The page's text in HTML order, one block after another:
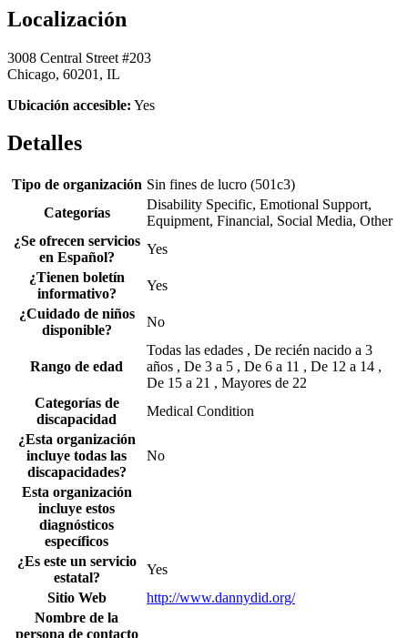
Localización
3008 Central Street #203
Chicago, 60201, IL
Ubicación accesible: Yes
Detalles
Tipo de organización Sin fines de lucro (501c3)
Categorías
Disability Specific, Emotional Support,
Equipment, Financial, Social Media, Other
¿Se ofrecen servicios
en Español?
Yes
¿Tienen boletín
informativo?
Yes
¿Cuidado de niños
disponible?
No
Rango de edad
Todas las edades , De recién nacido a 3
años , De 3 a 5 , De 6 a 11 , De 12 a 14 ,
De 15 a 21 , Mayores de 22
Categorías de
discapacidad
Medical Condition
¿Esta organización
incluye todas las
discapacidades?
No
Esta organización
incluye estos
diagnósticos
específicos
¿Es este un servicio
estatal?
Yes
Sitio Web
http://www.dannydid.org/
Nombre de la
persona de contacto